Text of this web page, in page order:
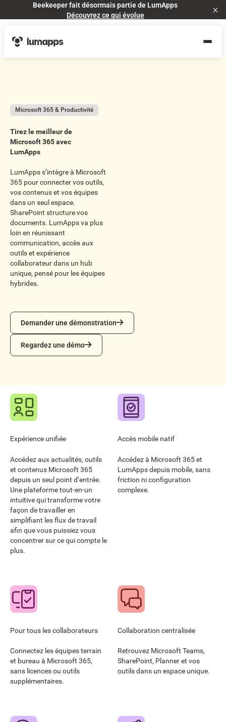
Beekeeper fait désormais partie de LumApps
Découvrez ce qui évolue
Microsoft 365 & Productivité
Tirez le meilleur de
Microsoft 365 avec
LumApps
LumApps s’intègre à Microsoft
365 pour connecter vos outils,
vos contenus et vos équipes
dans un seul espace.
SharePoint structure vos
documents. LumApps va plus
loin en réunissant
communication, accès aux
outils et expérience
collaborateur dans un hub
unique, pensé pour les équipes
hybrides.
Demander une démonstration
Demander une démonstration
Regardez une démo
Regardez une démo
Expérience unifiée
Accédez aux actualités, outils
et contenus Microsoft 365
depuis un seul point d’entrée.
Une plateforme tout-en-un
intuitive qui transforme votre
façon de travailler en
simplifiant les flux de travail
afin que vous puissiez vous
concentrer sur ce qui compte le
plus.
Accès mobile natif
Accédez à Microsoft 365 et
LumApps depuis mobile, sans
friction ni configuration
complexe.
Pour tous les collaborateurs
Connectez les équipes terrain
et bureau à Microsoft 365,
sans licences ou outils
supplémentaires.
Collaboration centralisée
Retrouvez Microsoft Teams,
SharePoint, Planner et vos
outils dans un espace unique.